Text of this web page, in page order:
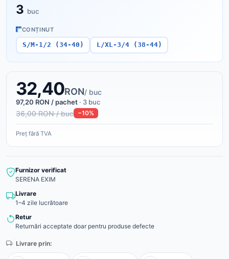
3 buc
CONȚINUT
S/M-1/2 (34-40) L/XL-3/4 (38-44)
32,40RON/ buc
97,20 RON / pachet · 3 buc
36,00 RON / buc −10%
Preț fără TVA
Furnizor verificat
SERENA EXIM
Livrare
1–4 zile lucrătoare
Retur
Returnări acceptate doar pentru produse defecte
Livrare prin: